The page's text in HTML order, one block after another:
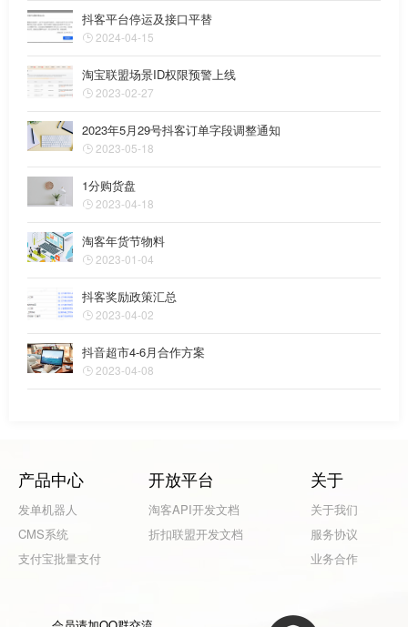
抖客平台停运及接口平替
2024-04-15
淘宝联盟场景ID权限预警上线
2023-02-27
2023年5月29号抖客订单字段调整通知
2023-05-18
1分购货盘
2023-04-18
淘客年货节物料
2023-01-04
抖客奖励政策汇总
2023-04-02
抖音超市4-6月合作方案
2023-04-08
产品中心
发单机器人
CMS系统
支付宝批量支付
开放平台
淘客API开发文档
折扣联盟开发文档
关于
关于我们
服务协议
业务合作